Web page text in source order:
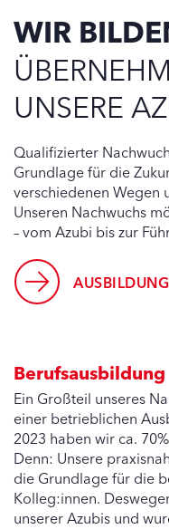
WIR
UNSERE
Qualifizierter
Grundlage für die
verschiedenen Wegen
Unseren Nachwuchs
– vom Azubi bis zur
Berufsausbildung
Ein Großteil unseres
einer betrieblichen
2023 haben wir ca.
Denn: Unsere
die Grundlage für die
Kolleg:innen.
unserer Azubis und